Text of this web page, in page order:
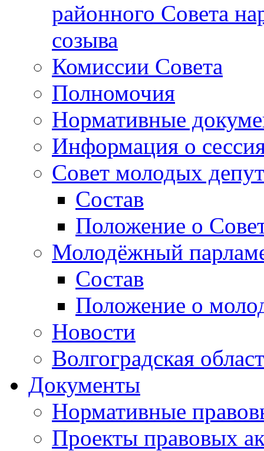
районного Совета
созыва
Комиссии Совета
Полномочия
Нормативные
Информация о
Совет молодых
Состав
Положение о
Молодёжный
Состав
Положение о
Новости
Волгоградская
Документы
Нормативные
Проекты правовых